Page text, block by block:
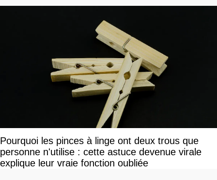
Pourquoi les pinces à linge ont deux trous que
personne n'utilise : cette astuce devenue virale
explique leur vraie fonction oubliée